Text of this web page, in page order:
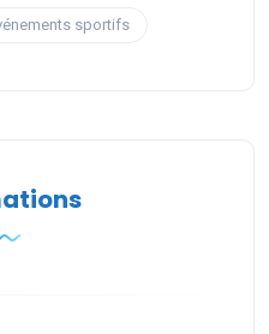
sportifs